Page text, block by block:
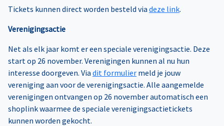
Tickets kunnen direct worden besteld via deze link.
Verenigingsactie
Net als elk jaar komt er een speciale verenigingsactie. Deze
start op 26 november. Verenigingen kunnen al nu hun
interesse doorgeven. Via dit formulier meld je jouw
vereniging aan voor de verenigingsactie. Alle aangemelde
verenigingen ontvangen op 26 november automatisch een
shoplink waarmee de speciale verenigingsactietickets
kunnen worden gekocht.